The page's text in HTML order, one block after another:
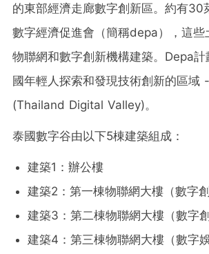
的東部經濟走廊數字創新區。約有30
數字經濟促進會（簡稱depa），這些
物聯網和數字創新機構建築。Depa
國年輕人探索和發現技術創新的區域
(Thailand Digital Valley)。
泰國數字谷由以下5棟建築組成：
建築1：辦公樓
建築2：第一棟物聯網大樓（數字
建築3：第二棟物聯網大樓（數字
建築4：第三棟物聯網大樓（數字